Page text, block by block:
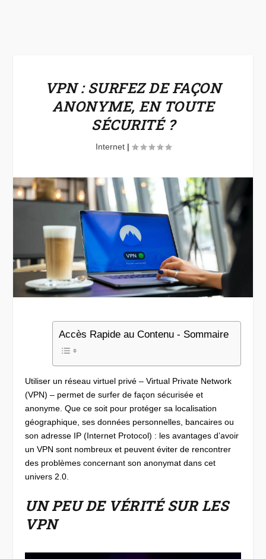
VPN : SURFEZ DE FAÇON
ANONYME, EN TOUTE
SÉCURITÉ ?
Internet|
Accès Rapide au Contenu - Sommaire
Utiliser un réseau virtuel privé – Virtual Private Network
(VPN) – permet de surfer de façon sécurisée et
anonyme. Que ce soit pour protéger sa localisation
géographique, ses données personnelles, bancaires ou
son adresse IP (Internet Protocol) : les avantages d’avoir
un VPN sont nombreux et peuvent éviter de rencontrer
des problèmes concernant son anonymat dans cet
univers 2.0.
UN PEU DE VÉRITÉ SUR LES
VPN